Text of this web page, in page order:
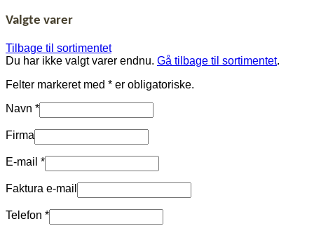
Valgte varer
Tilbage til sortimentet
Du har ikke valgt varer endnu. Gå tilbage til sortimentet.
Felter markeret med * er obligatoriske.
Navn *
Firma
E-mail *
Faktura e-mail
Telefon *